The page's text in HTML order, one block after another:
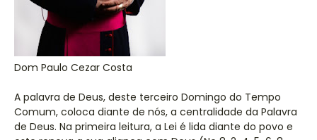
Dom Paulo Cezar Costa
A palavra de Deus, deste terceiro Domingo do Tempo
Comum, coloca diante de nós, a centralidade da Palavra
de Deus. Na primeira leitura, a Lei é lida diante do povo e